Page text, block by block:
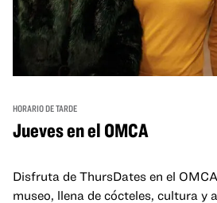
HORARIO DE TARDE
Jueves en el OMCA
Disfruta de ThursDates en el
museo, llena de cócteles, cultura y